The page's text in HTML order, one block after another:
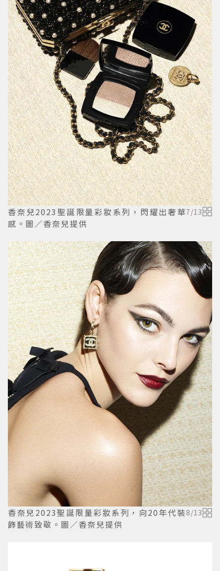
香奈兒2023聖誕限量彩妝系列，閃耀出奢華
感。圖／香奈兒提供
7/13
香奈兒2023聖誕限量彩妝系列，向20年代裝
飾藝術致敬。圖／香奈兒提供
8/13